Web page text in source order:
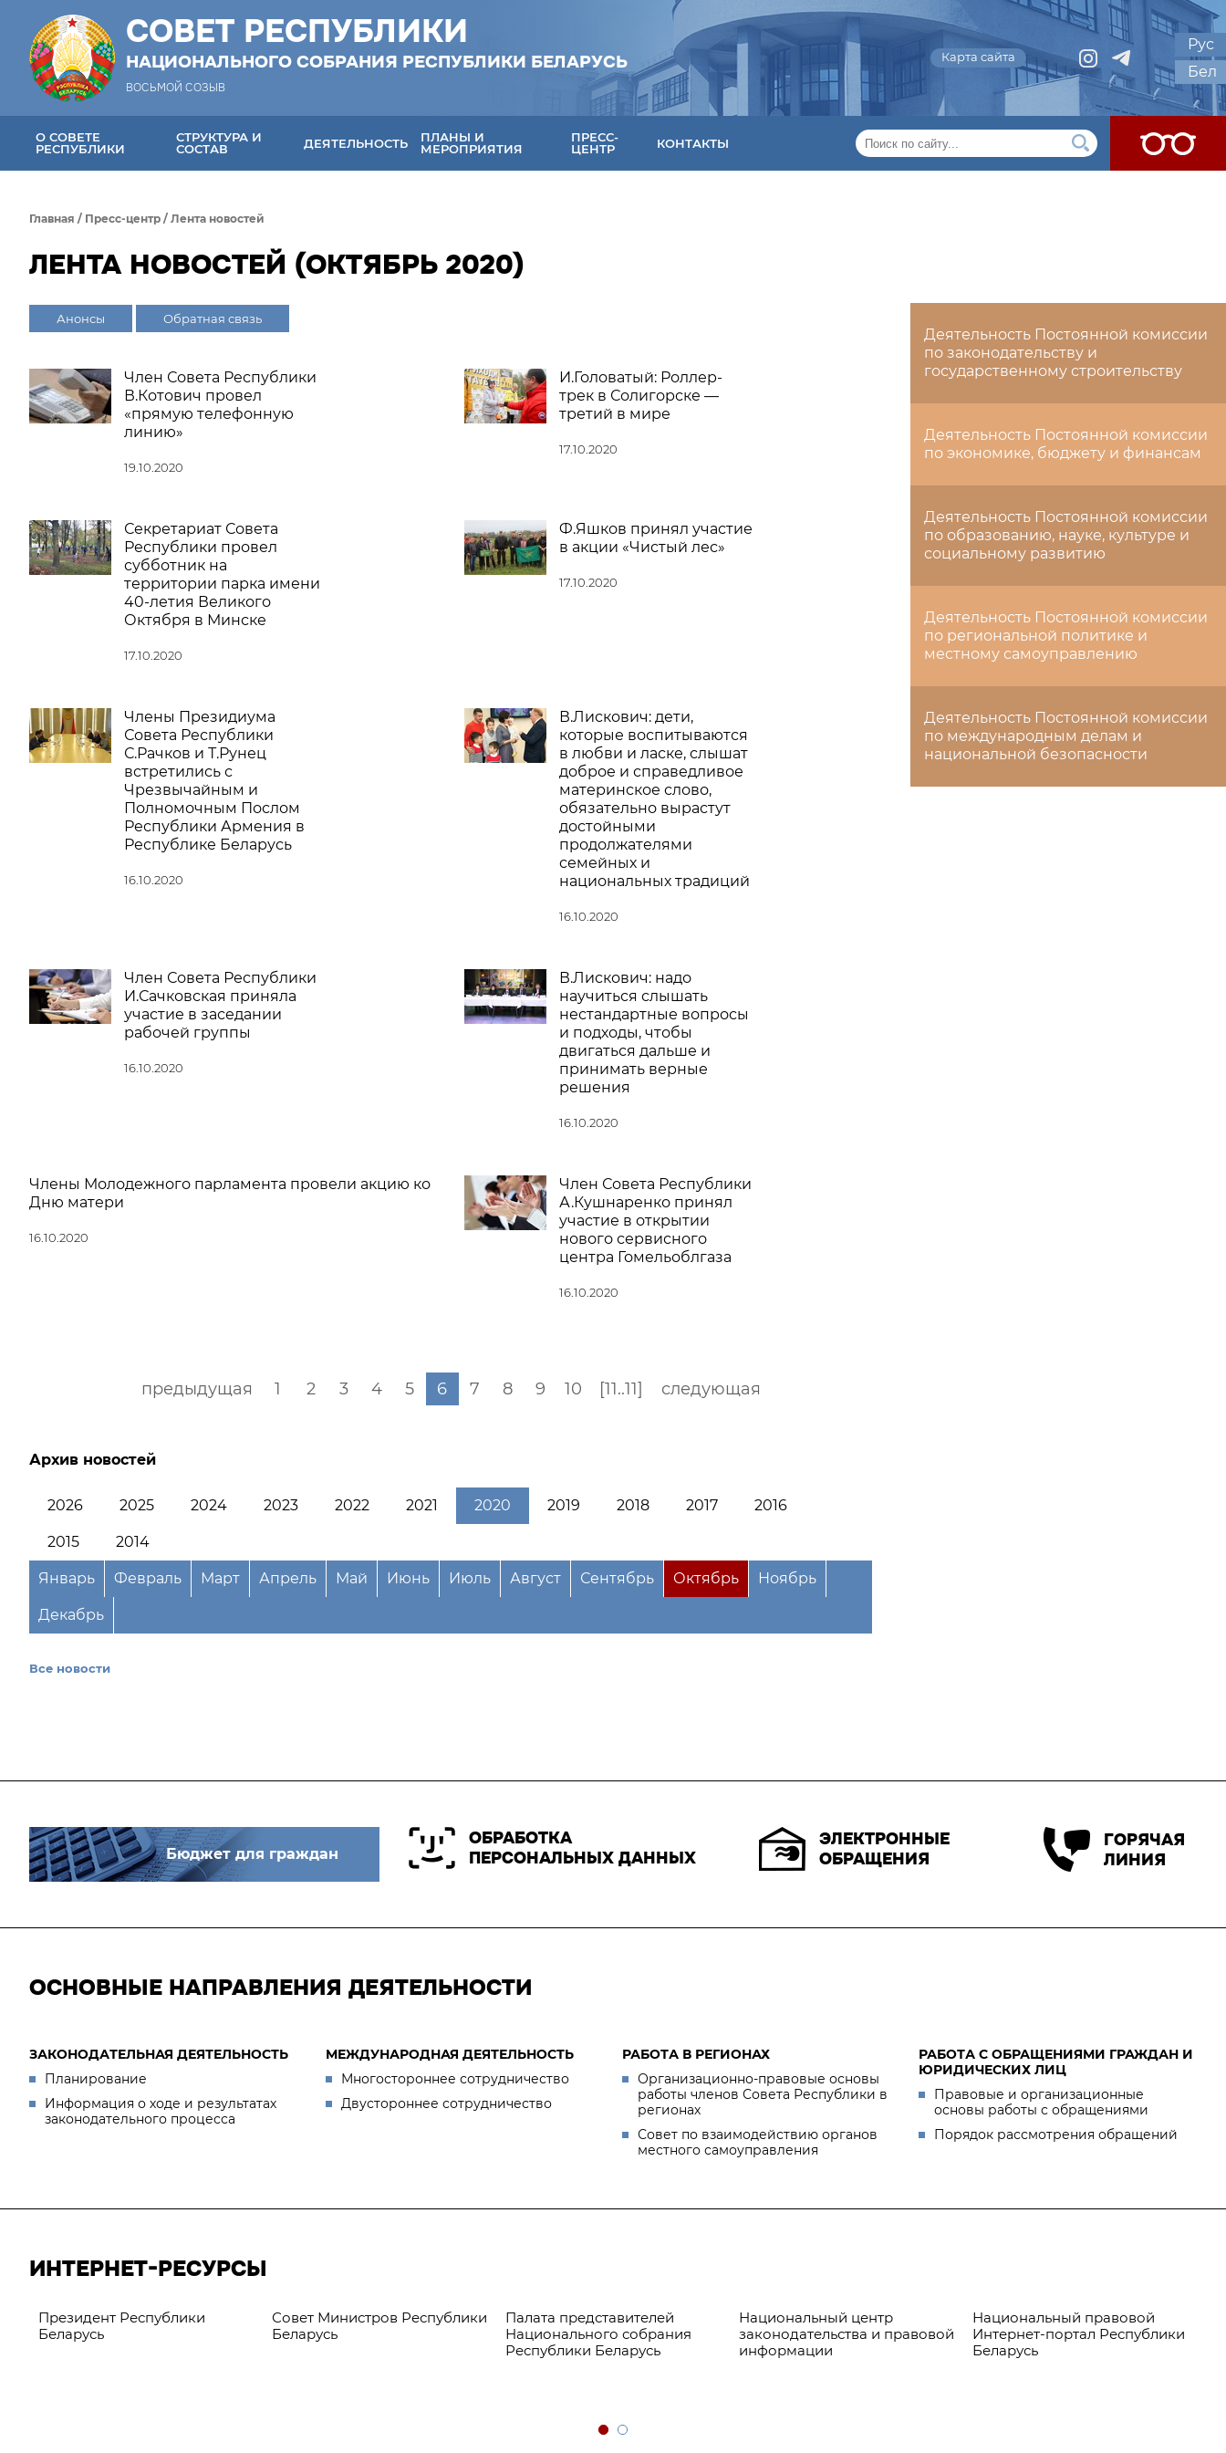
СОВЕТ РЕСПУБЛИКИ
НАЦИОНАЛЬНОГО СОБРАНИЯ РЕСПУБЛИКИ БЕЛАРУСЬ
ВОСЬМОЙ СОЗЫВ
Карта сайта
Рус
Бел
О СОВЕТЕ
РЕСПУБЛИКИ
СТРУКТУРА И
СОСТАВ
ДЕЯТЕЛЬНОСТЬ
ПЛАНЫ И
МЕРОПРИЯТИЯ
ПРЕСС-
ЦЕНТР
КОНТАКТЫ
Главная / Пресс-центр / Лента новостей
ЛЕНТА НОВОСТЕЙ (ОКТЯБРЬ 2020)
Анонсы Обратная связь
Член Совета Республики
В.Котович провел
«прямую телефонную
линию»
19.10.2020
И.Головатый: Роллер-
трек в Солигорске —
третий в мире
17.10.2020
Секретариат Совета
Республики провел
субботник на
территории парка имени
40-летия Великого
Октября в Минске
17.10.2020
Ф.Яшков принял участие
в акции «Чистый лес»
17.10.2020
Члены Президиума
Совета Республики
С.Рачков и Т.Рунец
встретились с
Чрезвычайным и
Полномочным Послом
Республики Армения в
Республике Беларусь
16.10.2020
В.Лискович: дети,
которые воспитываются
в любви и ласке, слышат
доброе и справедливое
материнское слово,
обязательно вырастут
достойными
продолжателями
семейных и
национальных традиций
16.10.2020
Член Совета Республики
И.Сачковская приняла
участие в заседании
рабочей группы
16.10.2020
В.Лискович: надо
научиться слышать
нестандартные вопросы
и подходы, чтобы
двигаться дальше и
принимать верные
решения
16.10.2020
Члены Молодежного парламента провели акцию ко
Дню матери
16.10.2020
Член Совета Республики
А.Кушнаренко принял
участие в открытии
нового сервисного
центра Гомельоблгаза
16.10.2020
предыдущая 1 2 3 4 5 6 7 8 9 10 [11..11] следующая
Архив новостей
2026 2025 2024 2023 2022 2021 2020 2019 2018 2017 2016
2015 2014
Январь Февраль Март Апрель Май Июнь Июль Август Сентябрь Октябрь Ноябрь
Декабрь
Все новости
Деятельность Постоянной комиссии
по законодательству и
государственному строительству
Деятельность Постоянной комиссии
по экономике, бюджету и финансам
Деятельность Постоянной комиссии
по образованию, науке, культуре и
социальному развитию
Деятельность Постоянной комиссии
по региональной политике и
местному самоуправлению
Деятельность Постоянной комиссии
по международным делам и
национальной безопасности
Бюджет для граждан
ОБРАБОТКА
ПЕРСОНАЛЬНЫХ ДАННЫХ
ЭЛЕКТРОННЫЕ
ОБРАЩЕНИЯ
ГОРЯЧАЯ
ЛИНИЯ
ОСНОВНЫЕ НАПРАВЛЕНИЯ ДЕЯТЕЛЬНОСТИ
ЗАКОНОДАТЕЛЬНАЯ ДЕЯТЕЛЬНОСТЬ
Планирование
Информация о ходе и результатах
законодательного процесса
МЕЖДУНАРОДНАЯ ДЕЯТЕЛЬНОСТЬ
Многостороннее сотрудничество
Двустороннее сотрудничество
РАБОТА В РЕГИОНАХ
Организационно-правовые основы
работы членов Совета Республики в
регионах
Совет по взаимодействию органов
местного самоуправления
РАБОТА С ОБРАЩЕНИЯМИ ГРАЖДАН И
ЮРИДИЧЕСКИХ ЛИЦ
Правовые и организационные
основы работы с обращениями
Порядок рассмотрения обращений
ИНТЕРНЕТ-РЕСУРСЫ
Президент Республики
Беларусь
Совет Министров Республики
Беларусь
Палата представителей
Национального собрания
Республики Беларусь
Национальный центр
законодательства и правовой
информации
Национальный правовой
Интернет-портал Республики
Беларусь